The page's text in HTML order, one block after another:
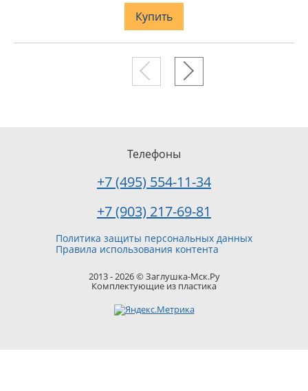
Купить
2013 - 2026 © Заглушка-Мск.Ру
Комплектующие из пластика
Политика защиты персональных данных
Правила использования контента
Телефоны
+7 (495) 554-11-34
+7 (903) 217-69-81